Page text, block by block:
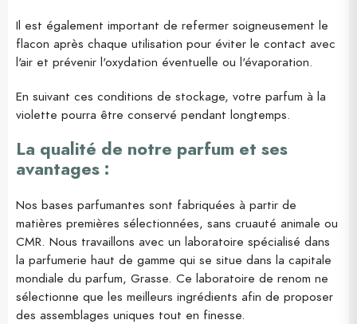
Il est également important de refermer soigneusement le
flacon après chaque utilisation pour éviter le contact avec
l'air et prévenir l'oxydation éventuelle ou l'évaporation.
En suivant ces conditions de stockage, votre parfum à la
violette pourra être conservé pendant longtemps.
La qualité de notre parfum et ses
avantages :
Nos bases parfumantes sont fabriquées à partir de
matières premières sélectionnées, sans cruauté animale ou
CMR. Nous travaillons avec un laboratoire spécialisé dans
la parfumerie haut de gamme qui se situe dans la capitale
mondiale du parfum, Grasse. Ce laboratoire de renom ne
sélectionne que les meilleurs ingrédients afin de proposer
des assemblages uniques tout en finesse.